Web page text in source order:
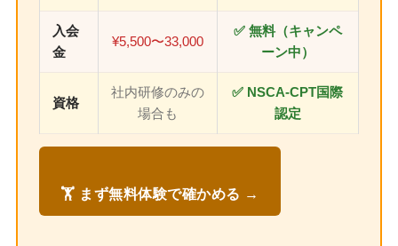
入会
金
¥5,500〜33,000
✅ 無料（キャンペ
ーン中）
資格
社内研修のみの
場合も
✅ NSCA-CPT国際
認定
🏋️ まず無料体験で確かめる →